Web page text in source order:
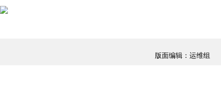
版面编辑：运维组